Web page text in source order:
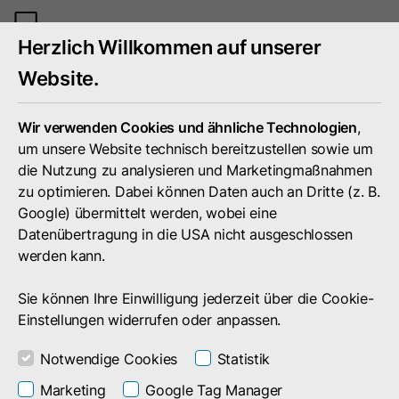
Suchergebnis
Herzlich Willkommen auf unserer
Website.
Wir verwenden Cookies und ähnliche Technologien,
um unsere Website technisch bereitzustellen sowie um
die Nutzung zu analysieren und Marketingmaßnahmen
zu optimieren. Dabei können Daten auch an Dritte (z. B.
Google) übermittelt werden, wobei eine
Datenübertragung in die USA nicht ausgeschlossen
werden kann.
Sie können Ihre Einwilligung jederzeit über die Cookie-
Einstellungen widerrufen oder anpassen.
Notwendige Cookies
Statistik
Marketing
Google Tag Manager